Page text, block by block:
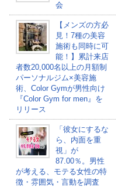
会
【メンズの方必
見！7種の美容
施術も同時に可
能！】累計来店
者数20,000名以上の月額制
パーソナルジム×美容施
術、Color Gymが男性向け
『Color Gym for men』を
リリース
「彼女にするな
ら、内面を重
視」が
87.00％。男性
が考える、モテる女性の特
徴・雰囲気・言動を調査